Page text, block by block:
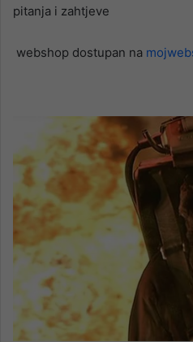
pitanja i zahtjeve
webshop dostupan na